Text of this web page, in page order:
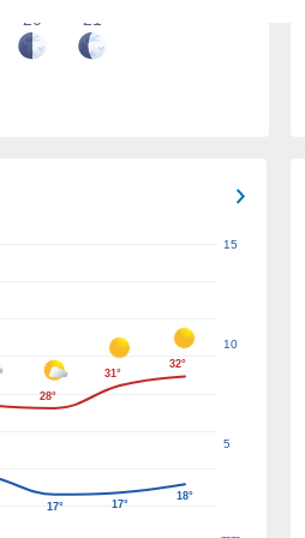
20 21
5
10
15
28°
31°
32°
17°
17°
18°